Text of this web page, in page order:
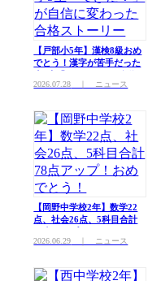
【戸部小5年】漢検8級おめ
でとう！漢字が苦手だった
変わった合格ストーリー
2026.07.28 ｜ ニュース
【岡野中学校2年】数学22
点、社会26点、5科目合計
2026.06.29 ｜ ニュース